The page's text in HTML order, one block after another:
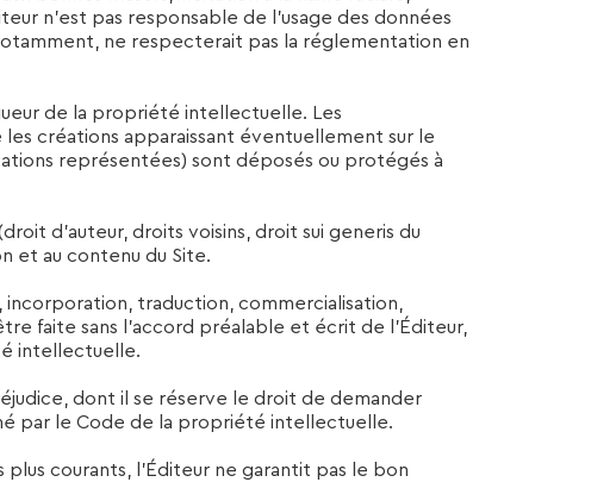
n’est pas responsable de l’usage des données
ne respecterait pas la réglementation en
de la propriété intellectuelle. Les
créations apparaissant éventuellement sur le
représentées) sont déposés ou protégés à
d’auteur, droits voisins, droit sui generis du
et au contenu du Site.
traduction, commercialisation,
faite sans l’accord préalable et écrit de l’Éditeur,
intellectuelle.
dont il se réserve le droit de demander
par le Code de la propriété intellectuelle.
courants, l’Éditeur ne garantit pas le bon